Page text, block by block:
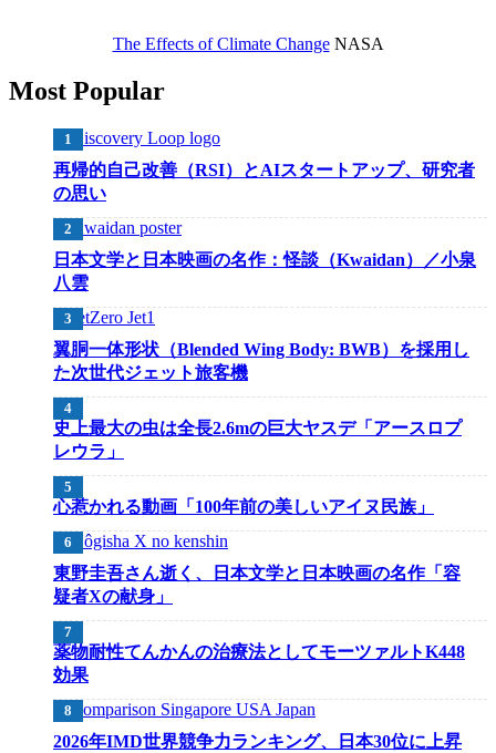
The Effects of Climate ChangeNASA
Most Popular
再帰的自己改善（RSI）とAIスタートアップ、研究者
の思い
日本文学と日本映画の名作：怪談（Kwaidan）／小泉
八雲
翼胴一体形状（Blended Wing Body: BWB）を採用し
た次世代ジェット旅客機
史上最大の虫は全長2.6mの巨大ヤスデ「アースロプ
レウラ」
心惹かれる動画「100年前の美しいアイヌ民族」
東野圭吾さん逝く、日本文学と日本映画の名作「容
疑者Xの献身」
薬物耐性てんかんの治療法としてモーツァルトK448
効果
2026年IMD世界競争力ランキング、日本30位に上昇